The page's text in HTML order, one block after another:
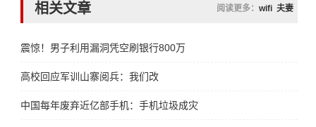
相关文章 阅读更多： wifi 夫妻
震惊！男子利用漏洞凭空刷银行800万
高校回应军训山寨阅兵：我们改
中国每年废弃近亿部手机：手机垃圾成灾